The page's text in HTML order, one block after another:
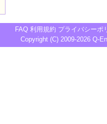
FAQ 利用規約 プライバシーポ
Copyright (C) 2009-2026 Q-